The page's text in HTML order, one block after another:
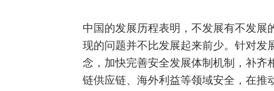
中国的发展历程表明，不发展有不发展
现的问题并不比发展起来前少。针对发
念，加快完善安全发展体制机制，补齐
链供应链、海外利益等领域安全，在推